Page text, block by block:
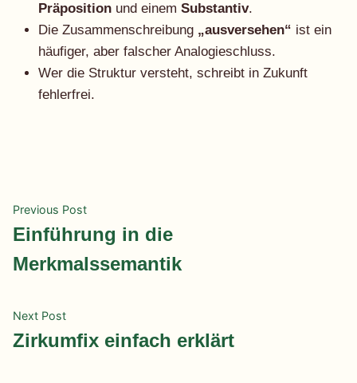
Präposition und einem Substantiv.
Die Zusammenschreibung „ausversehen“ ist ein
häufiger, aber falscher Analogieschluss.
Wer die Struktur versteht, schreibt in Zukunft
fehlerfrei.
Beitragsnavigation
Previous PostPrevious
post:
Einführung in die
Merkmalssemantik
Next PostNext
post:
Zirkumfix einfach erklärt